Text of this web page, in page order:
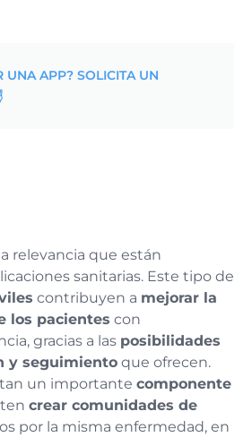
UNA APP? SOLICITA UN
relevancia que están
sanitarias. Este tipo de
contribuyen a mejorar la
los pacientes con
gracias a las posibilidades
y seguimiento que ofrecen.
un importante componente
crear comunidades de
por la misma enfermedad, en